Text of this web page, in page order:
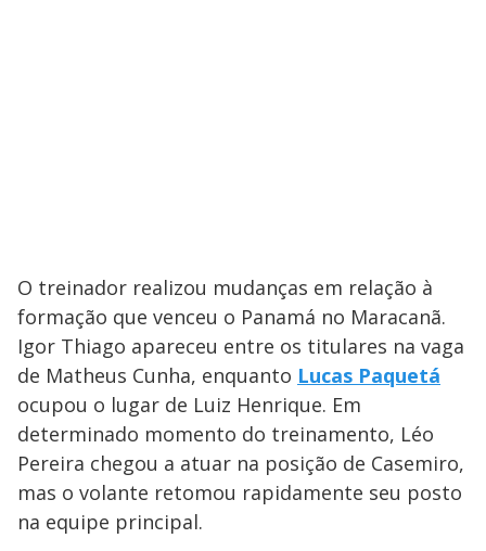
O treinador realizou mudanças em relação à
formação que venceu o Panamá no Maracanã.
Igor Thiago apareceu entre os titulares na vaga
de Matheus Cunha, enquanto Lucas Paquetá
ocupou o lugar de Luiz Henrique. Em
determinado momento do treinamento, Léo
Pereira chegou a atuar na posição de Casemiro,
mas o volante retomou rapidamente seu posto
na equipe principal.